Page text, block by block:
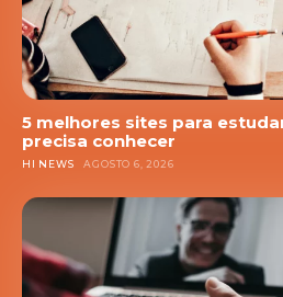
5 melhores sites para
precisa conhecer
HI NEWS AGOSTO 6, 2026